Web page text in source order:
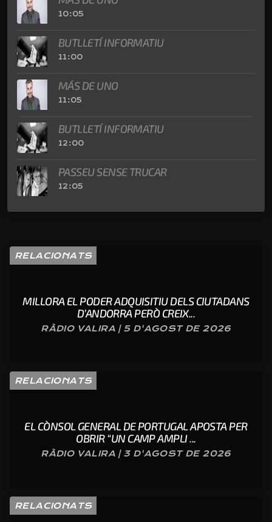
10:05
BUTLLETÍ INFORMATIU
11:00
MÁS DE UNO
11:05
BUTLLETÍ INFORMATIU
12:00
PASSEU SENSE TRUCAR
12:05
RELACIONATS
MILLORA EL PODER ADQUISITIU DELS CIUTADANS
D’ANDORRA PERÒ CREIX...
RÀDIO VALIRA | 5 D'AGOST DE 2026
RELACIONATS
EL CÒNSOL GENERAL DE PORTUGAL APOSTA PER
OBRIR “UN CAMP AMPLI ...
RÀDIO VALIRA | 3 D'AGOST DE 2026
RELACIONATS